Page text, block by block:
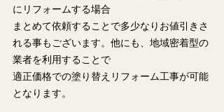
にリフォームする場合
まとめて依頼することで多少なりお値引きさ
れる事もございます。他にも、地域密着型の
業者を利用することで
適正価格での塗り替えリフォーム工事が可能
となります。